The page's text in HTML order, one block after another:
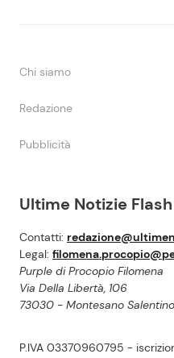
Ultime Notizie Flash
Contatti:
Legal:
Purple di Procopio Filomena
Via Della Libertà, 106
73030 - Montesano
P.IVA 03370960795 -
Chi siamo
Redazione
Pubblicità